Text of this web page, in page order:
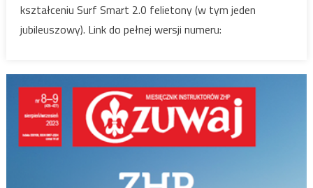
kształceniu Surf Smart 2.0 felietony (w tym jeden
jubileuszowy). Link do pełnej wersji numeru: